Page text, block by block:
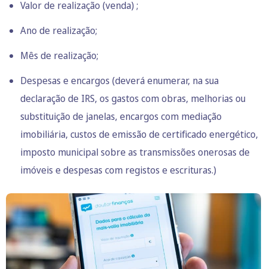
Valor de realização (venda) ;
Ano de realização;
Mês de realização;
Despesas e encargos (deverá enumerar, na sua
declaração de IRS, os gastos com obras, melhorias ou
substituição de janelas, encargos com mediação
imobiliária, custos de emissão de certificado energético,
imposto municipal sobre as transmissões onerosas de
imóveis e despesas com registos e escrituras.)